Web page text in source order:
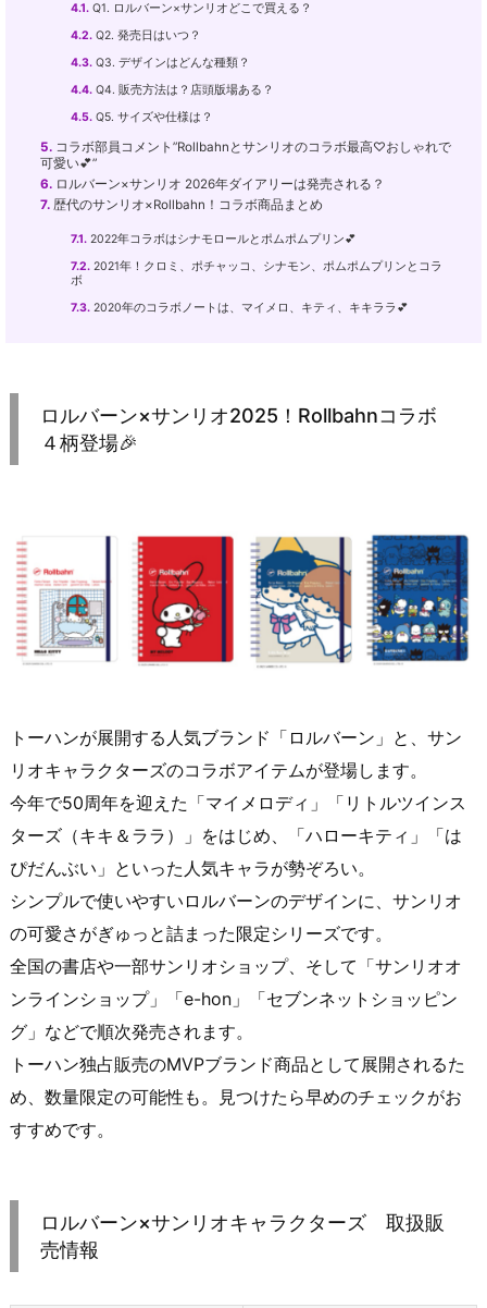
4.1. Q1. ロルバーン×サンリオどこで買える？
4.2. Q2. 発売日はいつ？
4.3. Q3. デザインはどんな種類？
4.4. Q4. 販売方法は？店頭版場ある？
4.5. Q5. サイズや仕様は？
5. コラボ部員コメント”Rollbahnとサンリオのコラボ最高♡おしゃれで
可愛い💕”
6. ロルバーン×サンリオ 2026年ダイアリーは発売される？
7. 歴代のサンリオ×Rollbahn！コラボ商品まとめ
7.1. 2022年コラボはシナモロールとポムポムプリン💕
7.2. 2021年！クロミ、ポチャッコ、シナモン、ポムポムプリンとコラ
ボ
7.3. 2020年のコラボノートは、マイメロ、キティ、キキララ💕
ロルバーン×サンリオ2025！Rollbahnコラボ
４柄登場🎉
トーハンが展開する人気ブランド「ロルバーン」と、サン
リオキャラクターズのコラボアイテムが登場します。
今年で50周年を迎えた「マイメロディ」「リトルツインス
ターズ（キキ＆ララ）」をはじめ、「ハローキティ」「は
ぴだんぶい」といった人気キャラが勢ぞろい。
シンプルで使いやすいロルバーンのデザインに、サンリオ
の可愛さがぎゅっと詰まった限定シリーズです。
全国の書店や一部サンリオショップ、そして「サンリオオ
ンラインショップ」「e-hon」「セブンネットショッピン
グ」などで順次発売されます。
トーハン独占販売のMVPブランド商品として展開されるた
め、数量限定の可能性も。見つけたら早めのチェックがお
すすめです。
ロルバーン×サンリオキャラクターズ 取扱販
売情報